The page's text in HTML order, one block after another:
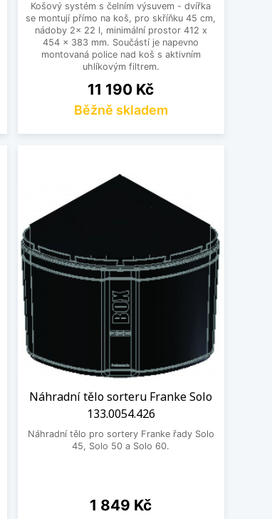
Košový systém s čelním výsuvem - dvířka
se montují přímo na koš, pro skříňku 45 cm,
nádoby 2x 22 l, minimální prostor 412 x
454 x 383 mm. Součástí je napevno
montovaná police nad koš s aktivním
uhlíkovým filtrem.
Cena
11 190 Kč
Běžně skladem
Náhradní tělo sorteru Franke Solo
133.0054.426
Náhradní tělo pro sortery Franke řady Solo
45, Solo 50 a Solo 60.
Cena
1 849 Kč